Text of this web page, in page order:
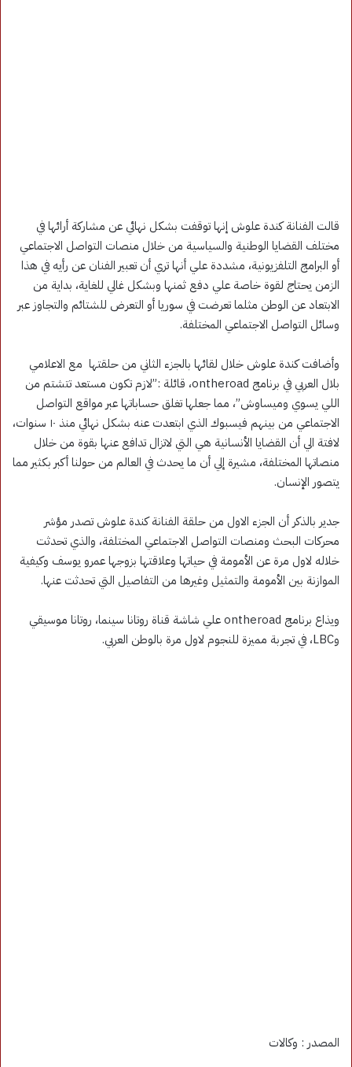
قالت الفنانة كندة علوش إنها توقفت بشكل نهائي عن مشاركة أرائها في
مختلف القضايا الوطنية والسياسية من خلال منصات التواصل الاجتماعي
أو البرامج التلفزيونية، مشددة علي أنها تري أن تعبير الفنان عن رأيه في هذا
الزمن يحتاج لقوة خاصة علي دفع ثمنها وبشكل غالي للغاية، بداية من
الابتعاد عن الوطن مثلما تعرضت في سوريا أو التعرض للشتائم والتجاوز عبر
وسائل التواصل الاجتماعي المختلفة.
وأضافت كندة علوش خلال لقائها بالجزء الثاني من حلقتها مع الاعلامي
بلال العربي في برنامج ontheroad، قائلة :”لازم تكون مستعد تتشتم من
اللي يسوي وميساوش”، مما جعلها تغلق حساباتها عبر مواقع التواصل
الاجتماعي من بينهم فيسبوك الذي ابتعدت عنه بشكل نهائي منذ ١٠ سنوات،
لافتة الي أن القضايا الأنسانية هي التي لاتزال تدافع عنها بقوة من خلال
منصاتها المختلفة، مشيرة إلي أن ما يحدث في العالم من حولنا أكبر بكثير مما
يتصور الإنسان.
جدير بالذكر أن الجزء الاول من حلقة الفنانة كندة علوش تصدر مؤشر
محركات البحث ومنصات التواصل الاجتماعي المختلفة، والذي تحدثت
خلاله لاول مرة عن الأمومة في حياتها وعلاقتها بزوجها عمرو يوسف وكيفية
الموازنة بين الأمومة والتمثيل وغيرها من التفاصيل التي تحدثت عنها.
ويذاع برنامج ontheroad علي شاشة قناة روتانا سينما، روتانا موسيقي
وLBC، في تجربة مميزة للنجوم لاول مرة بالوطن العربي.
المصدر : وكالات